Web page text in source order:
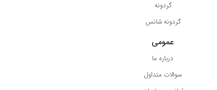
گردونه
گردونه شانس
عمومی
درباره ما
سوالات متداول